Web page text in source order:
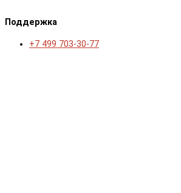
Поддержка
+7 499 703-30-77